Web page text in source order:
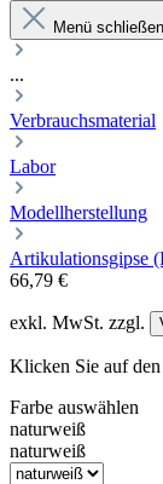
Menü schließen
...
Verbrauchsmaterial
Labor
Modellherstellung
Artikulationsgipse
66,79 €
exkl. MwSt. zzgl.
Klicken Sie auf
Farbe auswählen
naturweiß
naturweiß